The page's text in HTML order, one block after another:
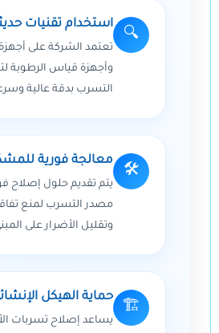
🔍
استخدام تقنيات
تعتمد الشركة على
وأجهزة قياس الرطوبة
التسرب بدقة عالية
🛠️
معالجة فورية
يتم تقديم حلول إصلاح
مصدر التسرب لمنع
وتقليل الأضرار على
🏗️
حماية الهيكل
يساعد إصلاح تسربات